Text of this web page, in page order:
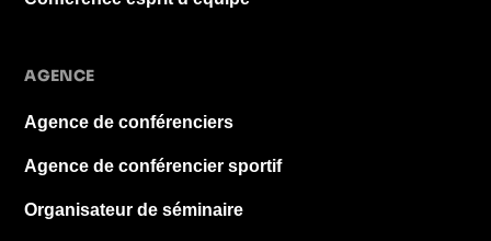
AGENCE
Agence de conférenciers
Agence de conférencier sportif
Organisateur de séminaire